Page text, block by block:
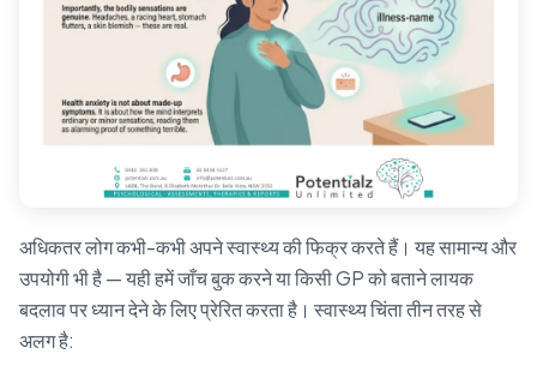
अधिकतर लोग कभी-कभी अपने स्वास्थ्य की फिक्र करते हैं। यह सामान्य और
उपयोगी भी है — यही हमें जाँच बुक करने या किसी GP को बताने लायक
बदलाव पर ध्यान देने के लिए प्रेरित करता है। स्वास्थ्य चिंता तीन तरह से
अलग है: